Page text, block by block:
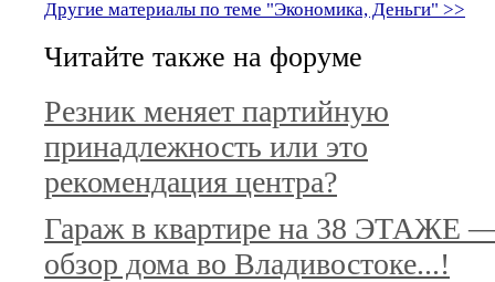
Другие материалы по теме "Экономика, Деньги" >>
Читайте также на форуме
Резник меняет партийную
принадлежность или это
рекомендация центра?
Гараж в квартире на 38 ЭТАЖЕ
обзор дома во Владивостоке...!